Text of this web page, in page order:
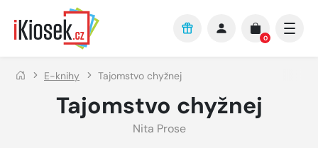
Přejít na hlavní obsah
0
E-knihy Tajomstvo chyžnej
Tajomstvo chyžnej
Nita Prose